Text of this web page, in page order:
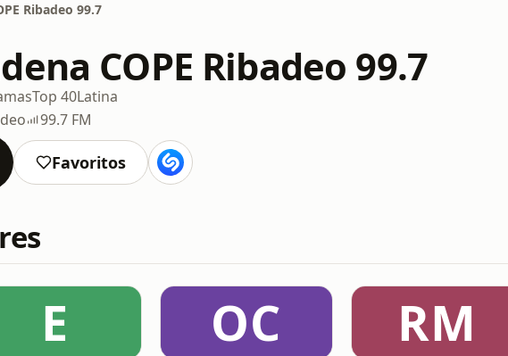
Ribadeo 99.7
COPE Ribadeo 99.7
Top 40Latina
99.7 FM
Favoritos
E OC RM